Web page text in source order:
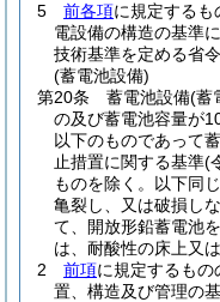
5
前各項に規定するも
電設備の構造の基準
技術基準を定める省
(蓄電池設備)
第20条
蓄電池設備(蓄
の及び蓄電池容量が
以下のものであって
止措置に関する基準(
ものを除く。以下同
亀裂し、又は破損し
て、開放形鉛蓄電池
は、耐酸性の床上又
2
前項に規定するも
置、構造及び管理の